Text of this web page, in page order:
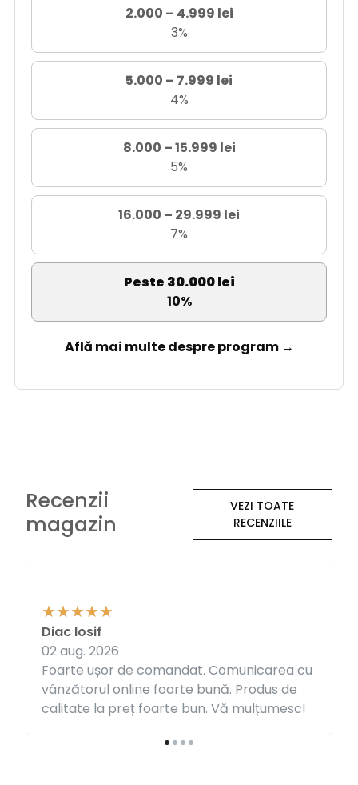
2.000 – 4.999 lei
3%
5.000 – 7.999 lei
4%
8.000 – 15.999 lei
5%
16.000 – 29.999 lei
7%
Peste 30.000 lei
10%
Află mai multe despre program →
Recenzii
magazin
VEZI TOATE
RECENZIILE
Foarte ușor de comandat. Comunicarea cu
vânzătorul online foarte bună. Produs de
calitate la preț foarte bun. Vă mulțumesc!
Diac Iosif
02 aug. 2026